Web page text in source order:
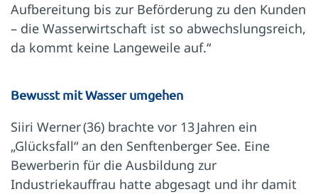
Aufbereitung bis zur Beförderung zu den Kunden
– die Wasserwirtschaft ist so abwechslungsreich,
da kommt keine Langeweile auf.“
Bewusst mit Wasser umgehen
Siiri Werner (36) brachte vor 13 Jahren ein
„Glücksfall“ an den Senftenberger See. Eine
Bewerberin für die Ausbildung zur
Industriekauffrau hatte abgesagt und ihr damit